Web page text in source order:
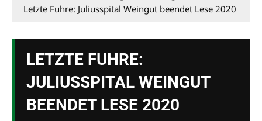
Letzte Fuhre: Juliusspital Weingut beendet Lese 2020
LETZTE FUHRE:
JULIUSSPITAL WEINGUT
BEENDET LESE 2020